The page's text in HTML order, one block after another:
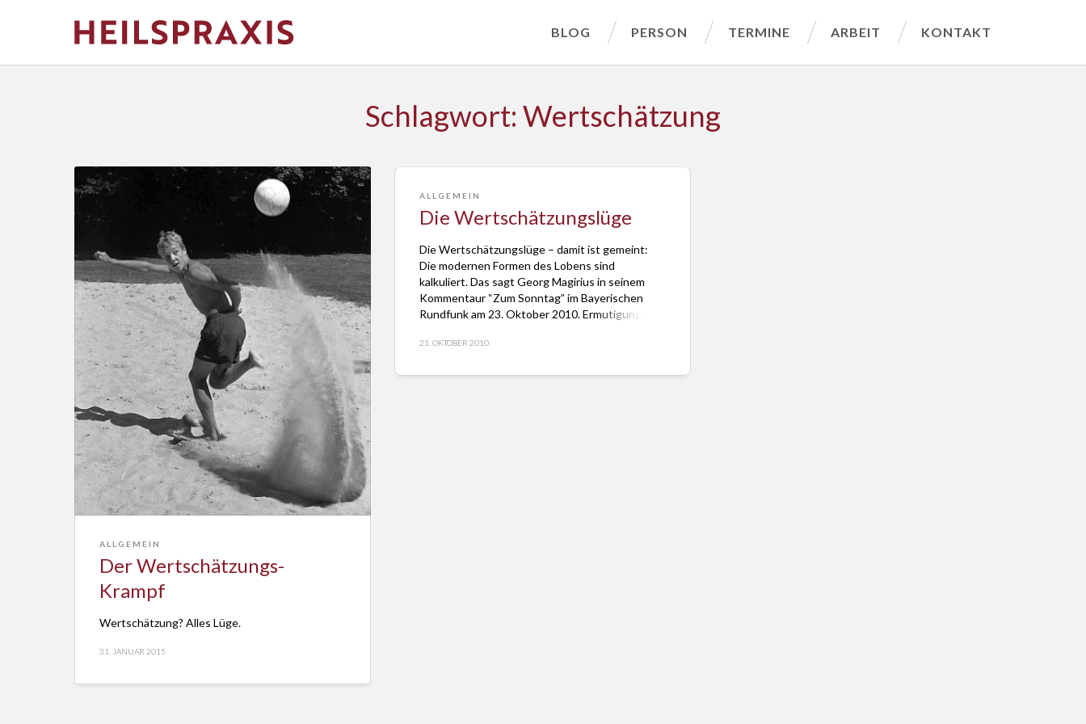
BLOG PERSON TERMINE ARBEIT KONTAKT
Schlagwort: Wertschätzung
ALLGEMEIN
Der Wertschätzungs-
Krampf
Wertschätzung? Alles Lüge.
31. JANUAR 2015
ALLGEMEIN
Die Wertschätzungslüge
Die Wertschätzungslüge – damit ist gemeint:
Die modernen Formen des Lobens sind
kalkuliert. Das sagt Georg Magirius in seinem
Kommentaur “Zum Sonntag” im Bayerischen
Rundfunk am 23. Oktober 2010. Ermutigung
selbst ein Wort wie Liebe werde kurzer Hand als
Gewinnen. Wer solche Gesten […]
21. OKTOBER 2010